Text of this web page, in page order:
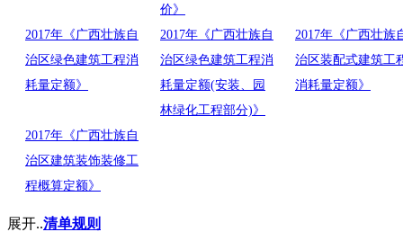
价》
2017年《广西壮族自
治区绿色建筑工程消
耗量定额》
2017年《广西壮族自
治区绿色建筑工程消
耗量定额(安装、园
林绿化工程部分)》
2017年《广西壮族
治区装配式建筑工
消耗量定额》
2017年《广西壮族自
治区建筑装饰装修工
程概算定额》
展开..清单规则